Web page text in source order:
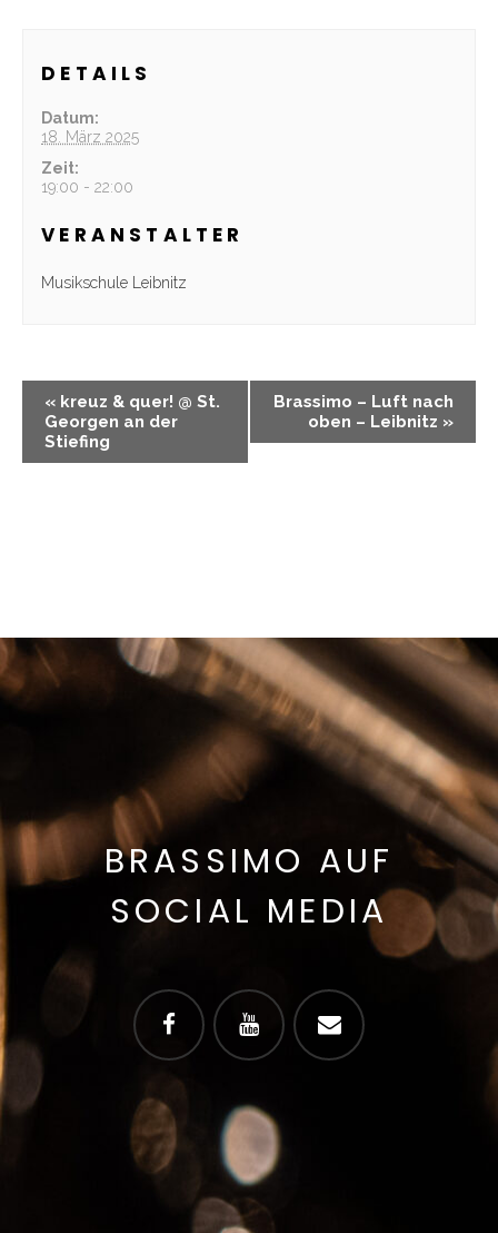
DETAILS
Datum:
18. März 2025
Zeit:
19:00 - 22:00
VERANSTALTER
Musikschule Leibnitz
« kreuz & quer! @ St.
Georgen an der
Stiefing
Brassimo – Luft nach
oben – Leibnitz »
BRASSIMO AUF
SOCIAL MEDIA